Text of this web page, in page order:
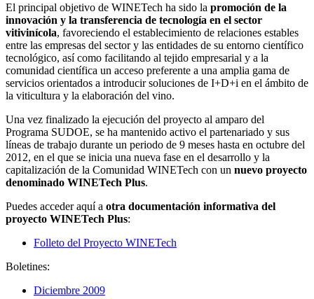
El principal objetivo de WINETech ha sido la promoción de la
innovación y la transferencia de tecnología en el sector
vitivinícola, favoreciendo el establecimiento de relaciones estables
entre las empresas del sector y las entidades de su entorno científico
tecnológico, así como facilitando al tejido empresarial y a la
comunidad científica un acceso preferente a una amplia gama de
servicios orientados a introducir soluciones de I+D+i en el ámbito de
la viticultura y la elaboración del vino.
Una vez finalizado la ejecución del proyecto al amparo del
Programa SUDOE, se ha mantenido activo el partenariado y sus
líneas de trabajo durante un periodo de 9 meses hasta en octubre del
2012, en el que se inicia una nueva fase en el desarrollo y la
capitalización de la Comunidad WINETech con un nuevo proyecto
denominado WINETech Plus.
Puedes acceder aquí a otra documentación informativa del
proyecto WINETech Plus:
Folleto del Proyecto WINETech
Boletines:
Diciembre 2009